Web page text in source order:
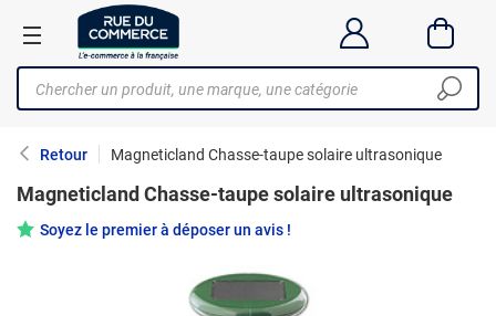
Retour Magneticland Chasse-taupe solaire ultrasonique
Magneticland Chasse-taupe solaire ultrasonique
Soyez le premier à déposer un avis !